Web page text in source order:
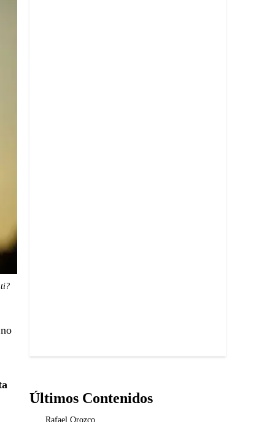
ti?
Últimos Contenidos
Rafael Orozco